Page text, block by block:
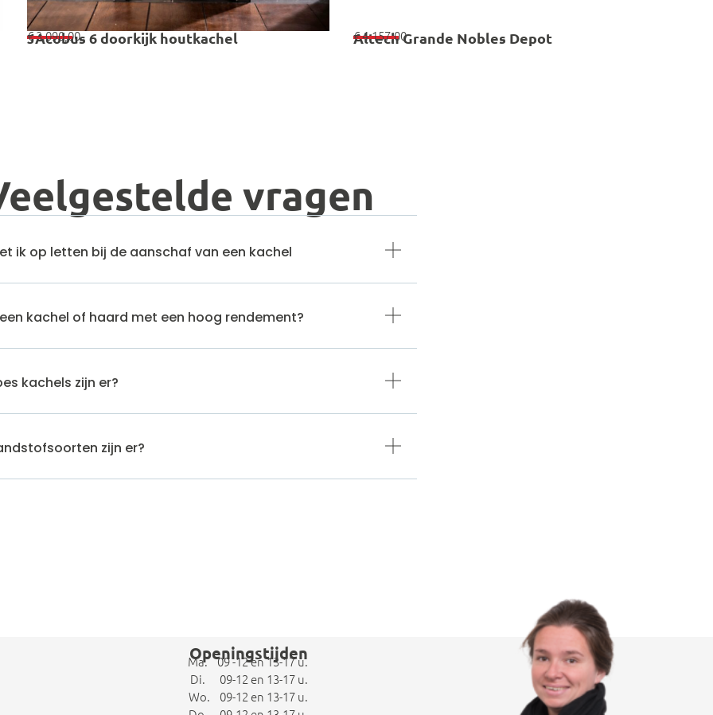
JAcobus 6 doorkijk houtkachel
€3.090,00 Altech Grande Nobles Depot
€4.157,00
vragen
ik op letten bij de aanschaf van een kachel
kachel of haard met een hoog rendement?
kachels zijn er?
zijn er?
Openingstijden
Ma. 09 -12 en 13-17 u.
Di. 09-12 en 13-17 u.
Wo. 09-12 en 13-17 u.